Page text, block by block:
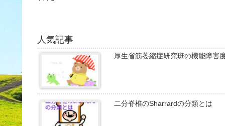
人気記事
厚生省筋萎縮症研究班の機能障害
二分脊椎のSharrardの分類とは